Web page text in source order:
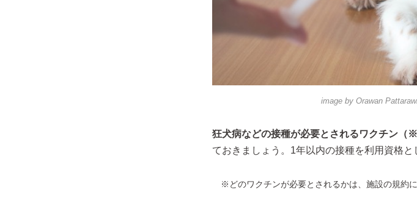
image by Orawan
狂犬病などの接種が必要とされるワクチン（
ておきましょう。1年以内の接種を利用資格と
※どのワクチンが必要とされるかは、施設の規約に